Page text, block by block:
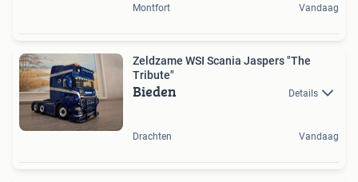
Montfort Vandaag
Zeldzame WSI Scania Jaspers "The
Tribute"
Bieden Details
Drachten Vandaag